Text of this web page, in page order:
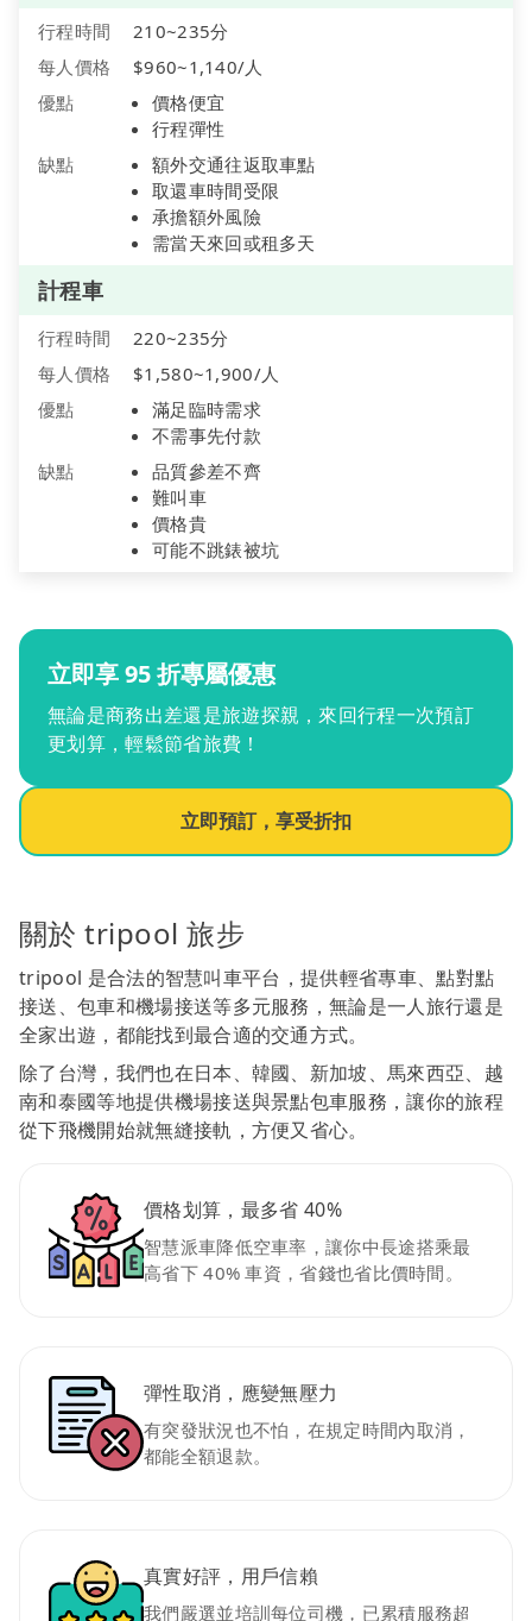
行程時間
210~235分
每人價格
$960~1,140/人
優點
價格便宜
行程彈性
缺點
額外交通往返取車點
取還車時間受限
承擔額外風險
需當天來回或租多天
計程車
行程時間
220~235分
每人價格
$1,580~1,900/人
優點
滿足臨時需求
不需事先付款
缺點
品質參差不齊
難叫車
價格貴
可能不跳錶被坑
立即享 95 折專屬優惠
無論是商務出差還是旅遊探親，來回行程一次預訂
更划算，輕鬆節省旅費！
立即預訂，享受折扣
關於 tripool 旅步
tripool 是合法的智慧叫車平台，提供輕省專車、點對點
接送、包車和機場接送等多元服務，無論是一人旅行還是
全家出遊，都能找到最合適的交通方式。
除了台灣，我們也在日本、韓國、新加坡、馬來西亞、越
南和泰國等地提供機場接送與景點包車服務，讓你的旅程
從下飛機開始就無縫接軌，方便又省心。
價格划算，最多省 40%
智慧派車降低空車率，讓你中長途搭乘最
高省下 40% 車資，省錢也省比價時間。
彈性取消，應變無壓力
有突發狀況也不怕，在規定時間內取消，
都能全額退款。
真實好評，用戶信賴
我們嚴選並培訓每位司機，已累積服務超